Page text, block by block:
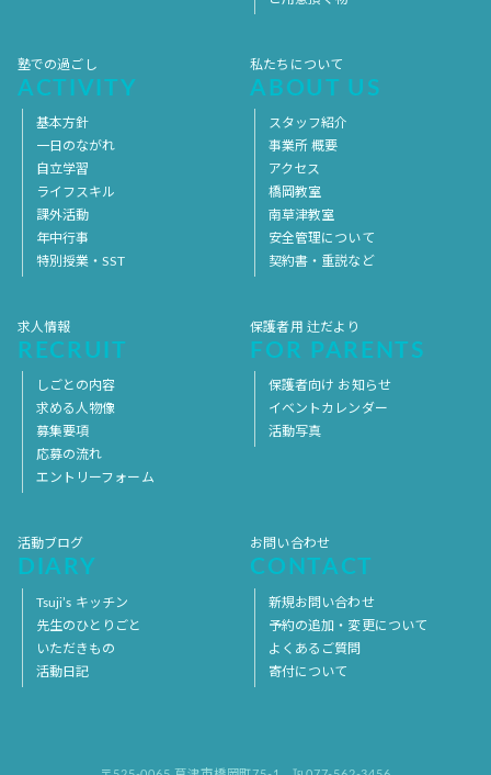
塾での過ごし
ACTIVITY
基本方針
一日のながれ
自立学習
ライフスキル
課外活動
年中行事
特別授業・SST
私たちについて
ABOUT US
スタッフ紹介
事業所 概要
アクセス
橋岡教室
南草津教室
安全管理について
契約書・重説など
求人情報
RECRUIT
しごとの内容
求める人物像
募集要項
応募の流れ
エントリーフォーム
保護者用 辻だより
FOR PARENTS
保護者向け お知らせ
イベントカレンダー
活動写真
活動ブログ
DIARY
Tsuji’s キッチン
先生のひとりごと
いただきもの
活動日記
お問い合わせ
CONTACT
新規お問い合わせ
予約の追加・変更について
よくあるご質問
寄付について